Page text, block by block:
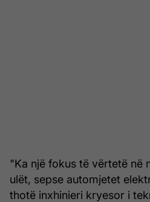
"Ka një fokus të vërtetë në
ulët, sepse automjetet
thotë inxhinieri kryesor i